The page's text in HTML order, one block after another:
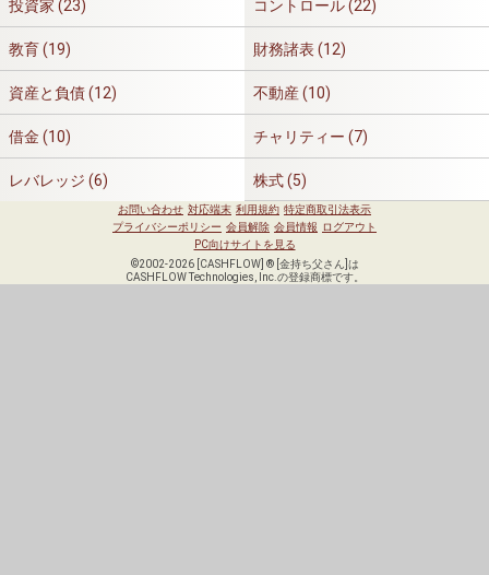
投資家 (23) コントロール (22)
教育 (19) 財務諸表 (12)
資産と負債 (12) 不動産 (10)
借金 (10) チャリティー (7)
レバレッジ (6) 株式 (5)
お問い合わせ 対応端末 利用規約 特定商取引法表示
プライバシーポリシー 会員解除 会員情報
ログアウト
PC向けサイトを見る
©2002-2026 [CASHFLOW] ® [金持ち父さん]は
CASHFLOW Technologies, Inc.の登録商標です。